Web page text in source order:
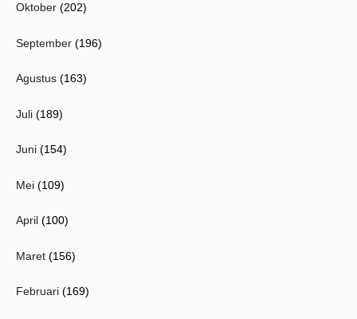
Oktober (202)
September (196)
Agustus (163)
Juli (189)
Juni (154)
Mei (109)
April (100)
Maret (156)
Februari (169)